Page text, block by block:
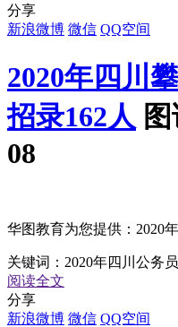
分享
新浪微博 微信 QQ空间
2020年四川
招录162人
08
华图教育为您提供：2020
关键词： 2020年四川公务
阅读全文
分享
新浪微博 微信 QQ空间